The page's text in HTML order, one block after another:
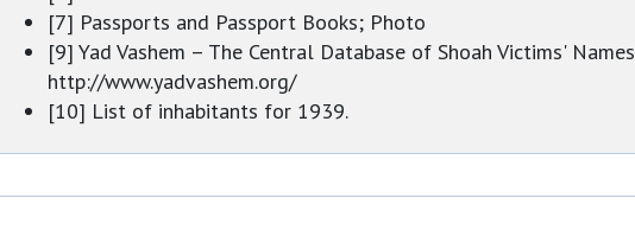
[7] Passports and Passport Books; Photo
[9] Yad Vashem – The Central Database of Shoah Victims' Names
http://www.yadvashem.org/
[10] List of inhabitants for 1939.